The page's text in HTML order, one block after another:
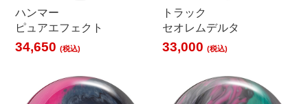
ハンマー
ピュアエフェクト
34,650(税込)
トラック
セオレムデルタ
33,000(税込)